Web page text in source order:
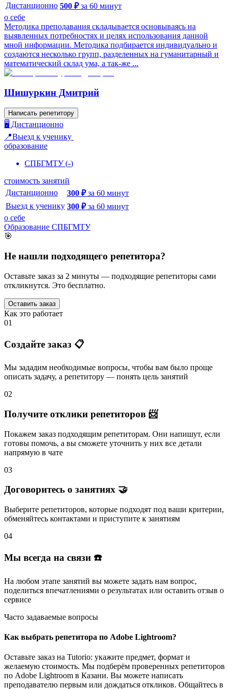
Дистанционно 500 ₽ за 60 минут
о себе
Методика преподавания складывается основываясь на
выявленных потребностях и целях использования данной
мной информации. Методика подбирается индивидуально и
создаются несколько групп, разделенных на гуманитарный и
математический склад ума, а так-же ...
Шишуркин Дмитрий
Написать репетитору
🖥️ Дистанционно
📍Выезд к ученику
образование
СПБГМТУ(-)
стоимость занятий
Дистанционно
300 ₽ за 60 минут
Выезд к ученику 300 ₽ за 60 минут
о себе
Образование СПБГМТУ
🎯
Не нашли подходящего репетитора?
Оставьте заказ за 2 минуты — подходящие репетиторы сами
откликнутся. Это бесплатно.
Оставить заказ
Как это работает
01
Создайте заказ 📋
Мы зададим необходимые вопросы, чтобы вам было проще
описать задачу, а репетитору — понять цель занятий
02
Получите отклики репетиторов 📨
Покажем заказ подходящим репетиторам. Они напишут, если
готовы помочь, а вы сможете уточнить у них все детали
напрямую в чате
03
Договоритесь о занятиях 🤝
Выберите репетиторов, которые подходят под ваши критерии,
обменяйтесь контактами и приступите к занятиям
04
Мы всегда на связи ☎️
На любом этапе занятий вы можете задать нам вопрос,
поделиться впечатлениями о результатах или оставить отзыв о
сервисе
Часто задаваемые вопросы
Как выбрать репетитора по Adobe Lightroom?
Оставьте заказ на Tutorio: укажите предмет, формат и
желаемую стоимость. Мы подберём проверенных репетиторов
по Adobe Lightroom в Казани. Вы можете написать
преподавателю первым или дождаться откликов. Общайтесь в